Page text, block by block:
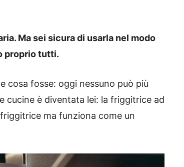
Ma sei sicura di usarla nel modo
proprio tutti.
cosa fosse: oggi nessuno può più
cucine è diventata lei: la friggitrice ad
ma funziona come un